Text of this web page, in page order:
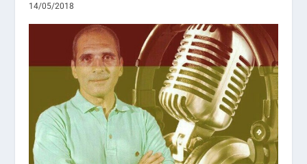
14/05/2018